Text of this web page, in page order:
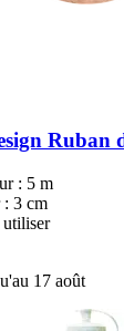
Ruban
: 5 m
: 3 cm
utiliser
17 août